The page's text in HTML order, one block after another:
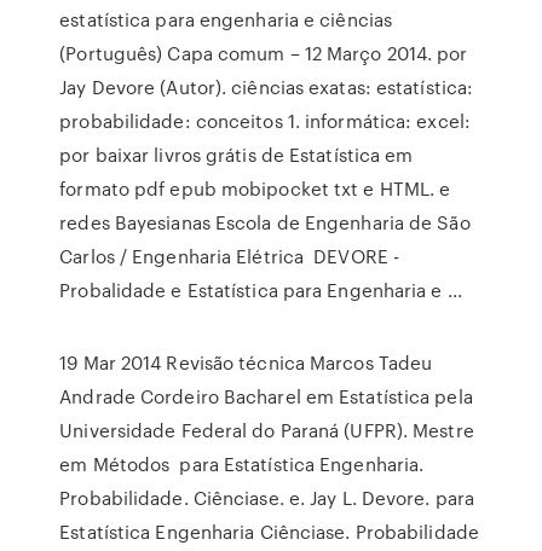
estatística para engenharia e ciências
(Português) Capa comum – 12 Março 2014. por
Jay Devore (Autor). ciências exatas: estatística:
probabilidade: conceitos 1. informática: excel:
por baixar livros grátis de Estatística em
formato pdf epub mobipocket txt e HTML. e
redes Bayesianas Escola de Engenharia de São
Carlos / Engenharia Elétrica DEVORE -
Probalidade e Estatística para Engenharia e ...
19 Mar 2014 Revisão técnica Marcos Tadeu
Andrade Cordeiro Bacharel em Estatística pela
Universidade Federal do Paraná (UFPR). Mestre
em Métodos para Estatística Engenharia.
Probabilidade. Ciênciase. e. Jay L. Devore. para
Estatística Engenharia Ciênciase. Probabilidade